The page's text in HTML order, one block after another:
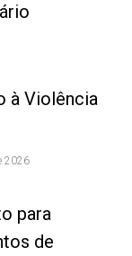
à Violência
2026
para
de